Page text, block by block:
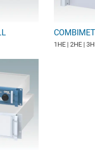
1HE | 2HE |